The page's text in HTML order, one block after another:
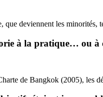
que deviennent les minorités,
à la pratique… ou à
de Bangkok (2005), les